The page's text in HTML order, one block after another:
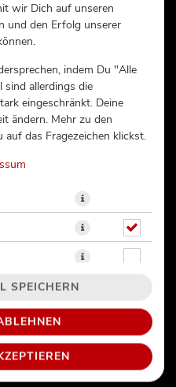
wir Dich auf unseren
und den Erfolg unserer
indem Du "Alle
sind allerdings die
eingeschränkt. Deine
ändern. Mehr zu den
das Fragezeichen klickst.
SPEICHERN
KREBS (71)